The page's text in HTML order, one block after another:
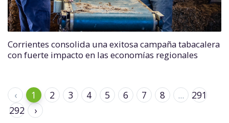
Corrientes consolida una exitosa campaña tabacalera
con fuerte impacto en las economías regionales
‹ 1 2 3 4 5 6 7 8 ...
291
292
›